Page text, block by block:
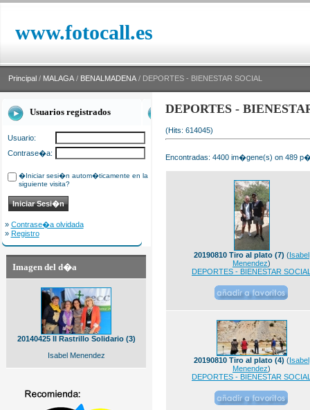
www.fotocall.es
Principal / MALAGA / BENALMADENA / DEPORTES - BIENESTAR SOCIAL
Usuarios registrados
Usuario:
Contrase�a:
�Iniciar sesi�n autom�ticamente en la
siguiente visita?
» Contrase�a olvidada
» Registro
Imagen del d�a
20140425 II Rastrillo Solidario (3)
Isabel Menendez
DEPORTES -
(Hits: 614045)
Encontradas: 4400 im�gene(s) on 489
20190810 Tiro al plato (7) (Isabel
Menendez)
DEPORTES - BIENESTAR
20190810 Tiro al plato (4) (Isabel
Menendez)
DEPORTES - BIENESTAR